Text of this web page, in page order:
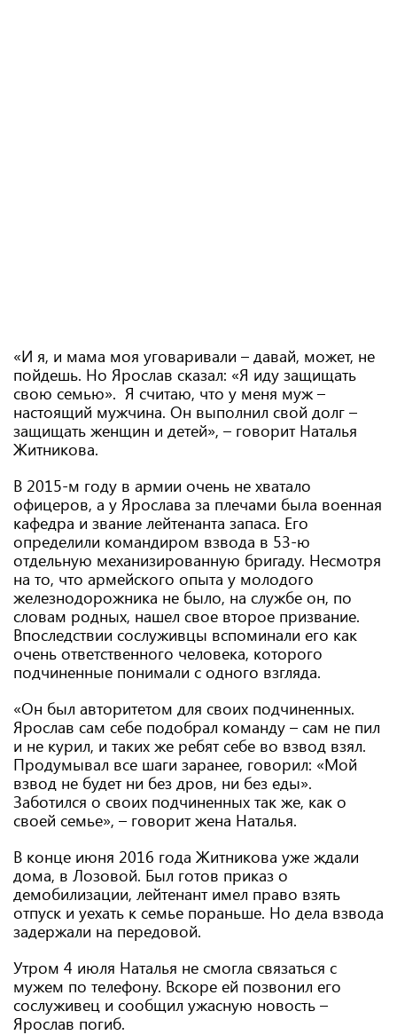
«И я, и мама моя уговаривали – давай, может, не
пойдешь. Но Ярослав сказал: «Я иду защищать
свою семью». Я считаю, что у меня муж –
настоящий мужчина. Он выполнил свой долг –
защищать женщин и детей», – говорит Наталья
Житникова.
В 2015-м году в армии очень не хватало
офицеров, а у Ярослава за плечами была военная
кафедра и звание лейтенанта запаса. Его
определили командиром взвода в 53-ю
отдельную механизированную бригаду. Несмотря
на то, что армейского опыта у молодого
железнодорожника не было, на службе он, по
словам родных, нашел свое второе призвание.
Впоследствии сослуживцы вспоминали его как
очень ответственного человека, которого
подчиненные понимали с одного взгляда.
«Он был авторитетом для своих подчиненных.
Ярослав сам себе подобрал команду – сам не пил
и не курил, и таких же ребят себе во взвод взял.
Продумывал все шаги заранее, говорил: «Мой
взвод не будет ни без дров, ни без еды».
Заботился о своих подчиненных так же, как о
своей семье», – говорит жена Наталья.
В конце июня 2016 года Житникова уже ждали
дома, в Лозовой. Был готов приказ о
демобилизации, лейтенант имел право взять
отпуск и уехать к семье пораньше. Но дела взвода
задержали на передовой.
Утром 4 июля Наталья не смогла связаться с
мужем по телефону. Вскоре ей позвонил его
сослуживец и сообщил ужасную новость –
Ярослав погиб.